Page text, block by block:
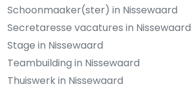
Schoonmaaker(ster) in Nissewaard
Secretaresse vacatures in Nissewaard
Stage in Nissewaard
Teambuilding in Nissewaard
Thuiswerk in Nissewaard